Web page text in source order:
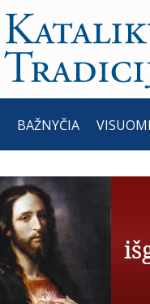
BAŽNYČIA